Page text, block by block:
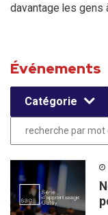
davantage les gens
Événements
Catégorie